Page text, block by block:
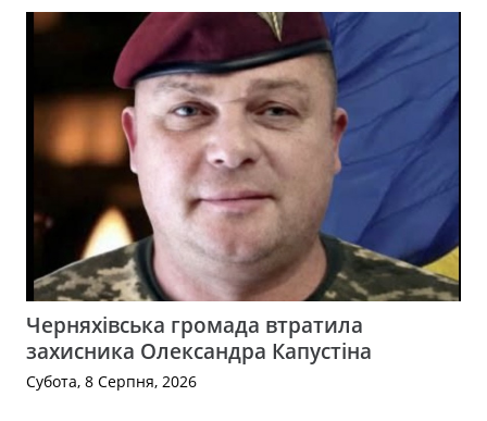
Черняхівська громада втратила
захисника Олександра Капустіна
Субота, 8 Серпня, 2026